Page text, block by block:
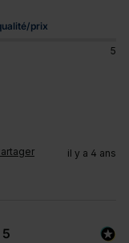
prix
5
il y a 4 ans
5